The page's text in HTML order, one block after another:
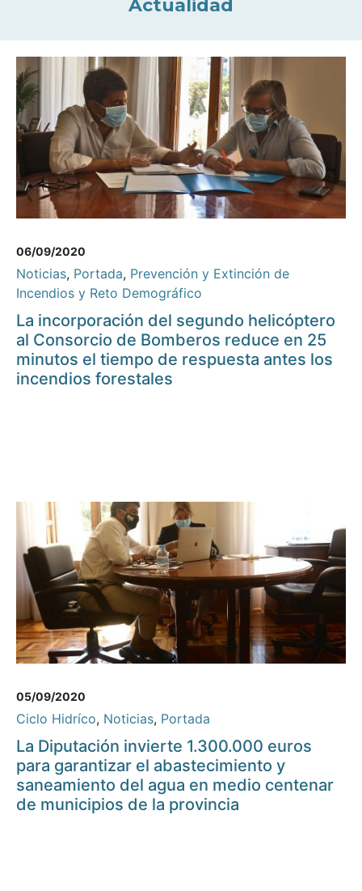
Actualidad
06/09/2020
Noticias, Portada, Prevención y Extinción de
Incendios y Reto Demográfico
La incorporación del segundo helicóptero
al Consorcio de Bomberos reduce en 25
minutos el tiempo de respuesta antes los
incendios forestales
05/09/2020
Ciclo Hidríco, Noticias, Portada
La Diputación invierte 1.300.000 euros
para garantizar el abastecimiento y
saneamiento del agua en medio centenar
de municipios de la provincia